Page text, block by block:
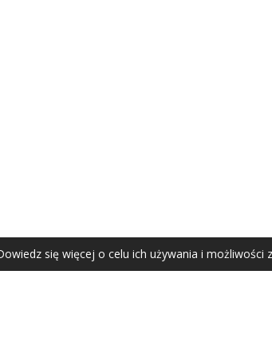
Agata Zubel © 2021
się więcej o celu ich używania i możliwości